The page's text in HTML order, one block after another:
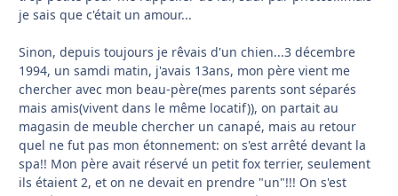
je sais que c'était un amour...
Sinon, depuis toujours je rêvais d'un chien...3 décembre
1994, un samdi matin, j'avais 13ans, mon père vient me
chercher avec mon beau-père(mes parents sont séparés
mais amis(vivent dans le même locatif)), on partait au
magasin de meuble chercher un canapé, mais au retour
quel ne fut pas mon étonnement: on s'est arrêté devant la
spa!! Mon père avait réservé un petit fox terrier, seulement
ils étaient 2, et on ne devait en prendre "un"!!! On s'est